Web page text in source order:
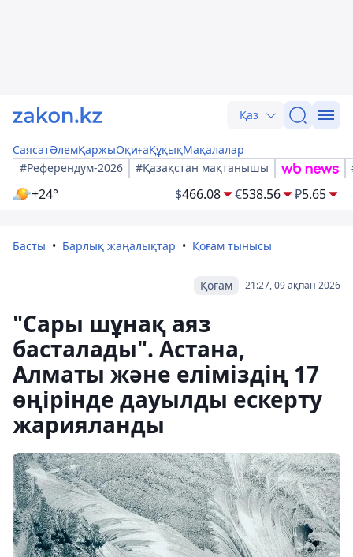
Қаз
СаясатӘлемҚаржыОқиғаҚұқықМақалалар
#Референдум-2026
#Қазақстан мақтанышы
+24° $466.08 €538.56 ₽5.65
Басты Барлық жаңалықтар Қоғам тынысы
21:27, 09 ақпан 2026
Қоғам
"Сары шұнақ аяз
басталады". Астана,
Алматы және еліміздің 17
өңірінде дауылды ескерту
жарияланды